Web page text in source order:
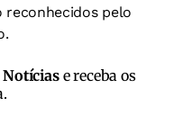
reconhecidos pelo
e receba os